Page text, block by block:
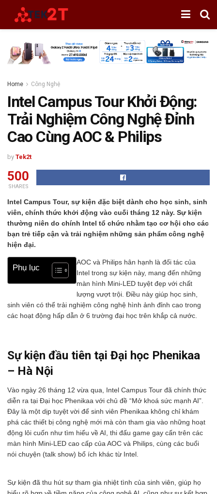
Home Công Nghệ
Intel Campus Tour Khởi Động:
Trải Nghiệm Công Nghệ Đỉnh
Cao Cùng AOC & Philips
by Tek2t
500
SHARES
Intel Campus Tour, sự kiện đặc biệt dành cho học sinh, sinh
viên, chính thức khởi động vào cuối tháng 12 này. Sự kiện
thường niên do chính Intel tổ chức nhằm tạo cơ hội cho các
bạn trẻ tiếp cận và trải nghiệm những sản phẩm công nghệ
hiện đại.
Phụ lục
AOC và Philips hân hạnh là đối tác của
Intel trong sự kiện này, mang đến những
màn hình Mini-LED tuyệt đẹp với chất
lượng vượt trội. Điều này giúp học sinh,
sinh viên có thể trải nghiệm công nghệ hình ảnh đỉnh cao trong
các hoạt động hấp dẫn ở 6 trường đại học trên khắp cả nước.
Sự kiện đầu tiên tại Đại học Phenikaa
– Hà Nội
Vào ngày 26 tháng 12 vừa qua, Intel Campus Tour đã chính thức
diễn ra tại Đại học Phenikaa với chủ đề “Mở khoá sức mạnh AI”.
Đây là một dịp tuyệt vời để sinh viên Phenikaa không chỉ khám
phá các thiết bị công nghệ mới mà còn tham gia vào những hoạt
động lôi cuốn như tìm hiểu về AI, thi đấu game gay cấn trên các
màn hình Mini-LED cao cấp của AOC và Philips, cùng các buổi
nói chuyện (talk show) bổ ích khác từ Intel.
Sự kiện đã thu hút sự tham gia nhiệt tình của sinh viên, giúp họ